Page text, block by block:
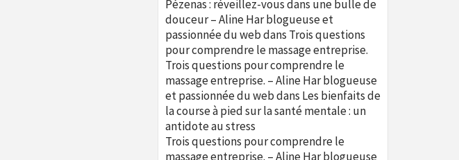
Pézenas : réveillez-vous dans une bulle de
douceur – Aline Har blogueuse et
passionnée du webdans Trois questions
pour comprendre le massage entreprise.
Trois questions pour comprendre le
massage entreprise. – Aline Har blogueuse
et passionnée du webdans Les bienfaits de
la course à pied sur la santé mentale : un
antidote au stress
Trois questions pour comprendre le
massage entreprise. – Aline Har blogueuse